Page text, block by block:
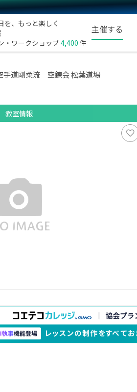
を、もっと楽しく
・ワークショップ4,400 件
主催する
手道剛柔流 空錬会 松葉道場
教室情報